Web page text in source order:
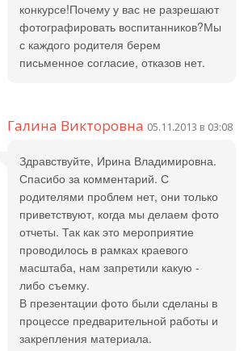
конкурсе!Почему у вас не разрешают
фотографировать воспитанников?Мы
с каждого родителя берем
письменное согласие, отказов нет.
Галина Викторовна 05.11.2013 в 03:08
Здравствуйте, Ирина Владимировна.
Спасибо за комментарий. С
родителями проблем нет, они только
приветствуют, когда мы делаем фото
отчеты. Так как это мероприятие
проводилось в рамках краевого
масштаба, нам запретили какую -
либо съемку.
В презентации фото были сделаны в
процессе предварительной работы и
закрепления материала.